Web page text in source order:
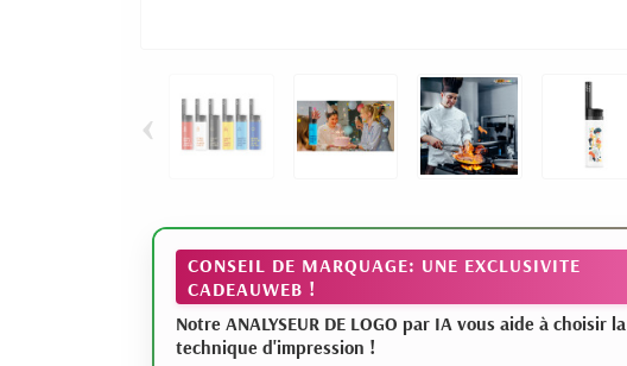
‹
CONSEIL DE MARQUAGE: UNE EXCLUSIVITE
CADEAUWEB !
Notre ANALYSEUR DE LOGO par IA vous aide à choisir la
technique d'impression !